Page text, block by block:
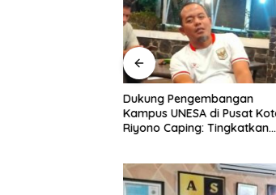
Riyono Caping Nobar Timnas
Indonesia Bersama Media
Magetan, Tetap Semangat